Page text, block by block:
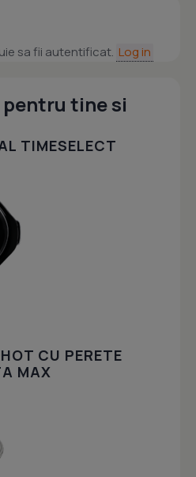
sa fii autentificat. Log in
tine si
TIMESELECT
CU PERETE
MAX